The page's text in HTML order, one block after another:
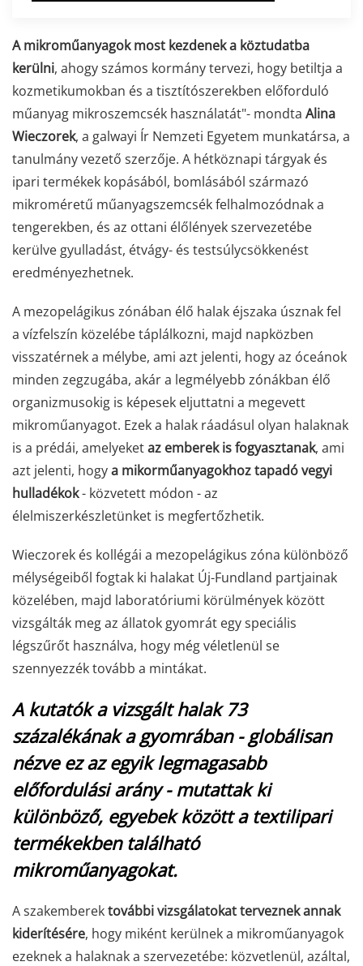
A mikroműanyagok most kezdenek a köztudatba
kerülni, ahogy számos kormány tervezi, hogy betiltja a
kozmetikumokban és a tisztítószerekben előforduló
műanyag mikroszemcsék használatát"- mondta Alina
Wieczorek, a galwayi Ír Nemzeti Egyetem munkatársa, a
tanulmány vezető szerzője. A hétköznapi tárgyak és
ipari termékek kopásából, bomlásából származó
mikroméretű műanyagszemcsék felhalmozódnak a
tengerekben, és az ottani élőlények szervezetébe
kerülve gyulladást, étvágy- és testsúlycsökkenést
eredményezhetnek.
A mezopelágikus zónában élő halak éjszaka úsznak fel
a vízfelszín közelébe táplálkozni, majd napközben
visszatérnek a mélybe, ami azt jelenti, hogy az óceánok
minden zegzugába, akár a legmélyebb zónákban élő
organizmusokig is képesek eljuttatni a megevett
mikroműanyagot. Ezek a halak ráadásul olyan halaknak
is a prédái, amelyeketaz emberek is fogyasztanak, ami
azt jelenti, hogya mikorműanyagokhoz tapadó vegyi
hulladékok- közvetett módon - az
élelmiszerkészletünket is megfertőzhetik.
Wieczorek és kollégái a mezopelágikus zóna különböző
mélységeiből fogtak ki halakat Új-Fundland partjainak
közelében, majd laboratóriumi körülmények között
vizsgálták meg az állatok gyomrát egy speciális
légszűrőt használva, hogy még véletlenül se
szennyezzék tovább a mintákat.
A kutatók a vizsgált halak 73
százalékának a gyomrában - globálisan
nézve ez az egyik legmagasabb
előfordulási arány - mutattak ki
különböző, egyebek között a textilipari
termékekben található
mikroműanyagokat.
A szakemberektovábbi vizsgálatokat terveznek annak
kiderítésére, hogy miként kerülnek a mikroműanyagok
ezeknek a halaknak a szervezetébe: közvetlenül, azáltal,